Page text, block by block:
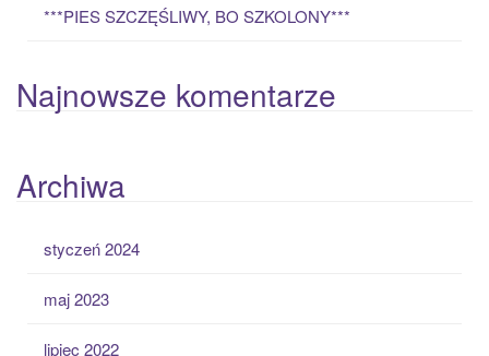
***PIES SZCZĘŚLIWY, BO SZKOLONY***
Najnowsze komentarze
Archiwa
styczeń 2024
maj 2023
lipiec 2022